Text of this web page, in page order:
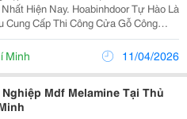
Hiện Nay. Hoabinhdoor Tự Hào Là
Cấp Thi Công Cửa Gỗ Công
Luôn Cam Kết Mang Đến Sản
Cao, Độ Bền Vượt Trội. Với Đội Ngũ
Minh 11/04/2026
Mdf Melamine Tại Thủ